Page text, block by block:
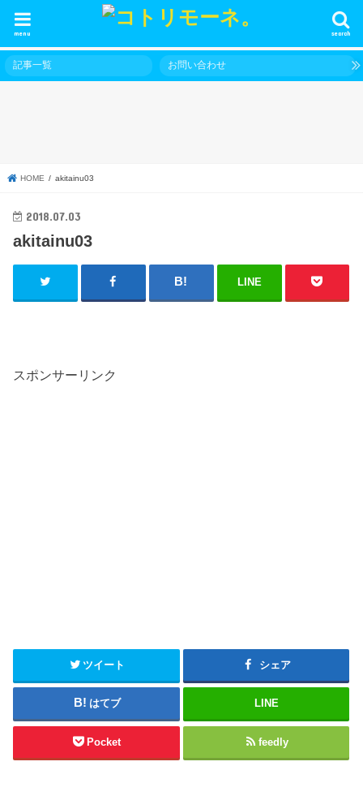
search
menu
記事一覧 お問い合わせ
HOME akitainu03
2018.07.03
akitainu03
LINE
スポンサーリンク
ツイート シェア
はてブ LINE
Pocket feedly